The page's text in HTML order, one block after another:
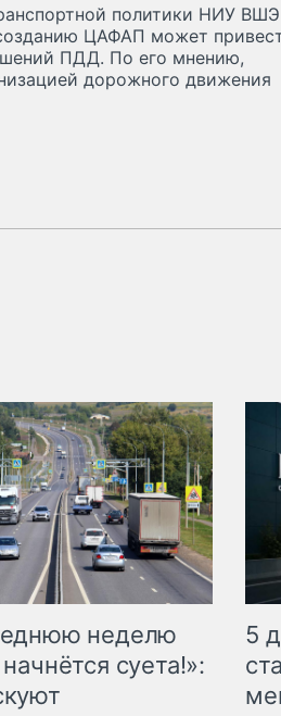
политики НИУ ВШЭ
ЦАФАП может
ПДД. По его мнению,
дорожного движения
неделю
начнётся суета!»:
5